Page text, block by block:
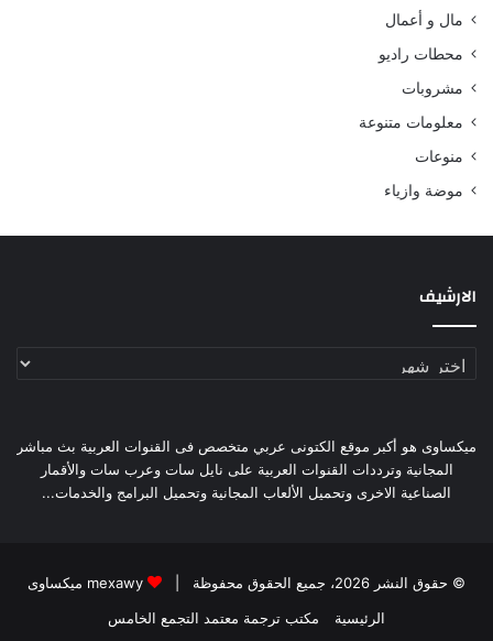
مال و أعمال
محطات راديو
مشروبات
معلومات متنوعة
منوعات
موضة وازياء
الارشيف
الارشيف
ميكساوى هو أكبر موقع الكتونى عربي متخصص فى القنوات العربية بث مباشر
المجانية وترددات القنوات العربية على نايل سات وعرب سات والأقمار
الصناعية الاخرى وتحميل الألعاب المجانية وتحميل البرامج والخدمات...
© حقوق النشر 2026، جميع الحقوق محفوظة |
mexawy ميكساوى
الرئيسية
مكتب ترجمة معتمد التجمع الخامس